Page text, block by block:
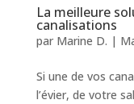
La meilleure
canalisations
par Marine D. |
Si une de vos
l’évier, de votre